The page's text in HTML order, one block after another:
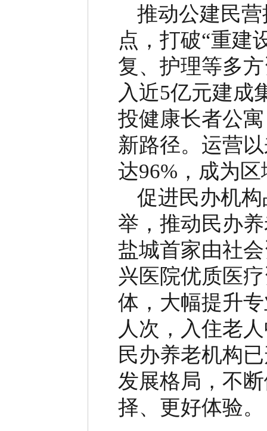
推动公建民
点，打破“重建
复、护理等多
入近5亿元建成
投健康长者公
新路径。运营
达96% ，成为
促进民办机
举，推动民办
盐城首家由社
兴医院优质医
体，大幅提升
人次，入住老
民办养老机构
发展格局，不
择、更好体验。